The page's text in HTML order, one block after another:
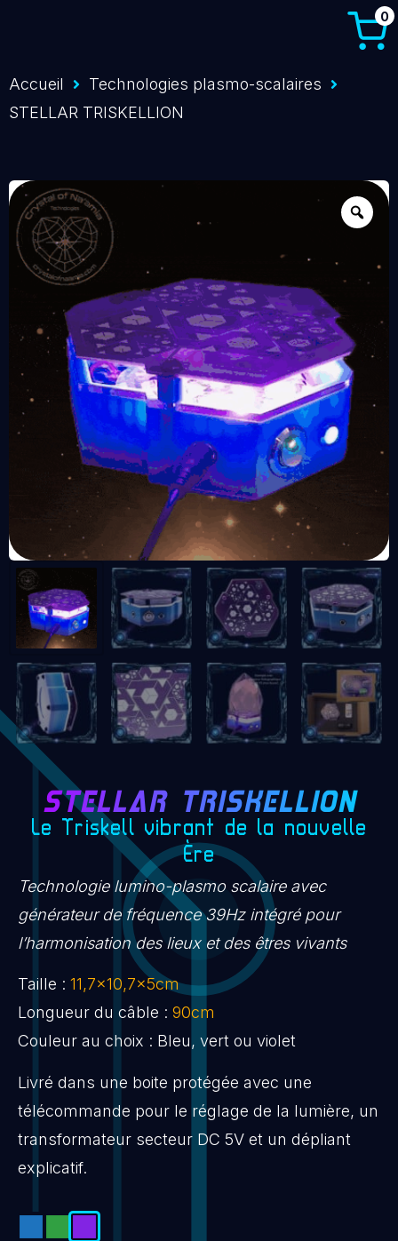
0
Accueil
Technologies plasmo-scalaires
STELLAR TRISKELLION
STELLAR TRISKELLION
Le Triskell vibrant de la nouvelle
Ère
Technologie lumino-plasmo scalaire avec
générateur de fréquence 39Hz intégré pour
l’harmonisation des lieux et des êtres vivants
Taille : 11,7×10,7x5cm
Longueur du câble : 90cm
Couleur au choix : Bleu, vert ou violet
Livré dans une boite protégée avec une
télécommande pour le réglage de la lumière, un
transformateur secteur DC 5V et un dépliant
explicatif.